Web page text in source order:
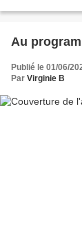
Au
Publié le 01/06/
Par Virginie B